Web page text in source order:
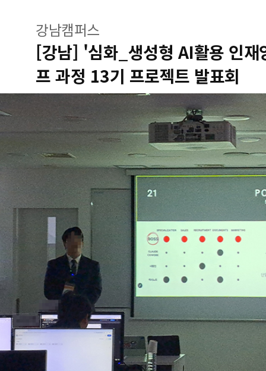
강남캠퍼스
[강남] '심화_생성형 AI활용 인재
프 과정 13기 프로젝트 발표회